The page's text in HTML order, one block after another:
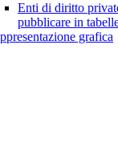
Enti di diritto
pubblicare in
grafica